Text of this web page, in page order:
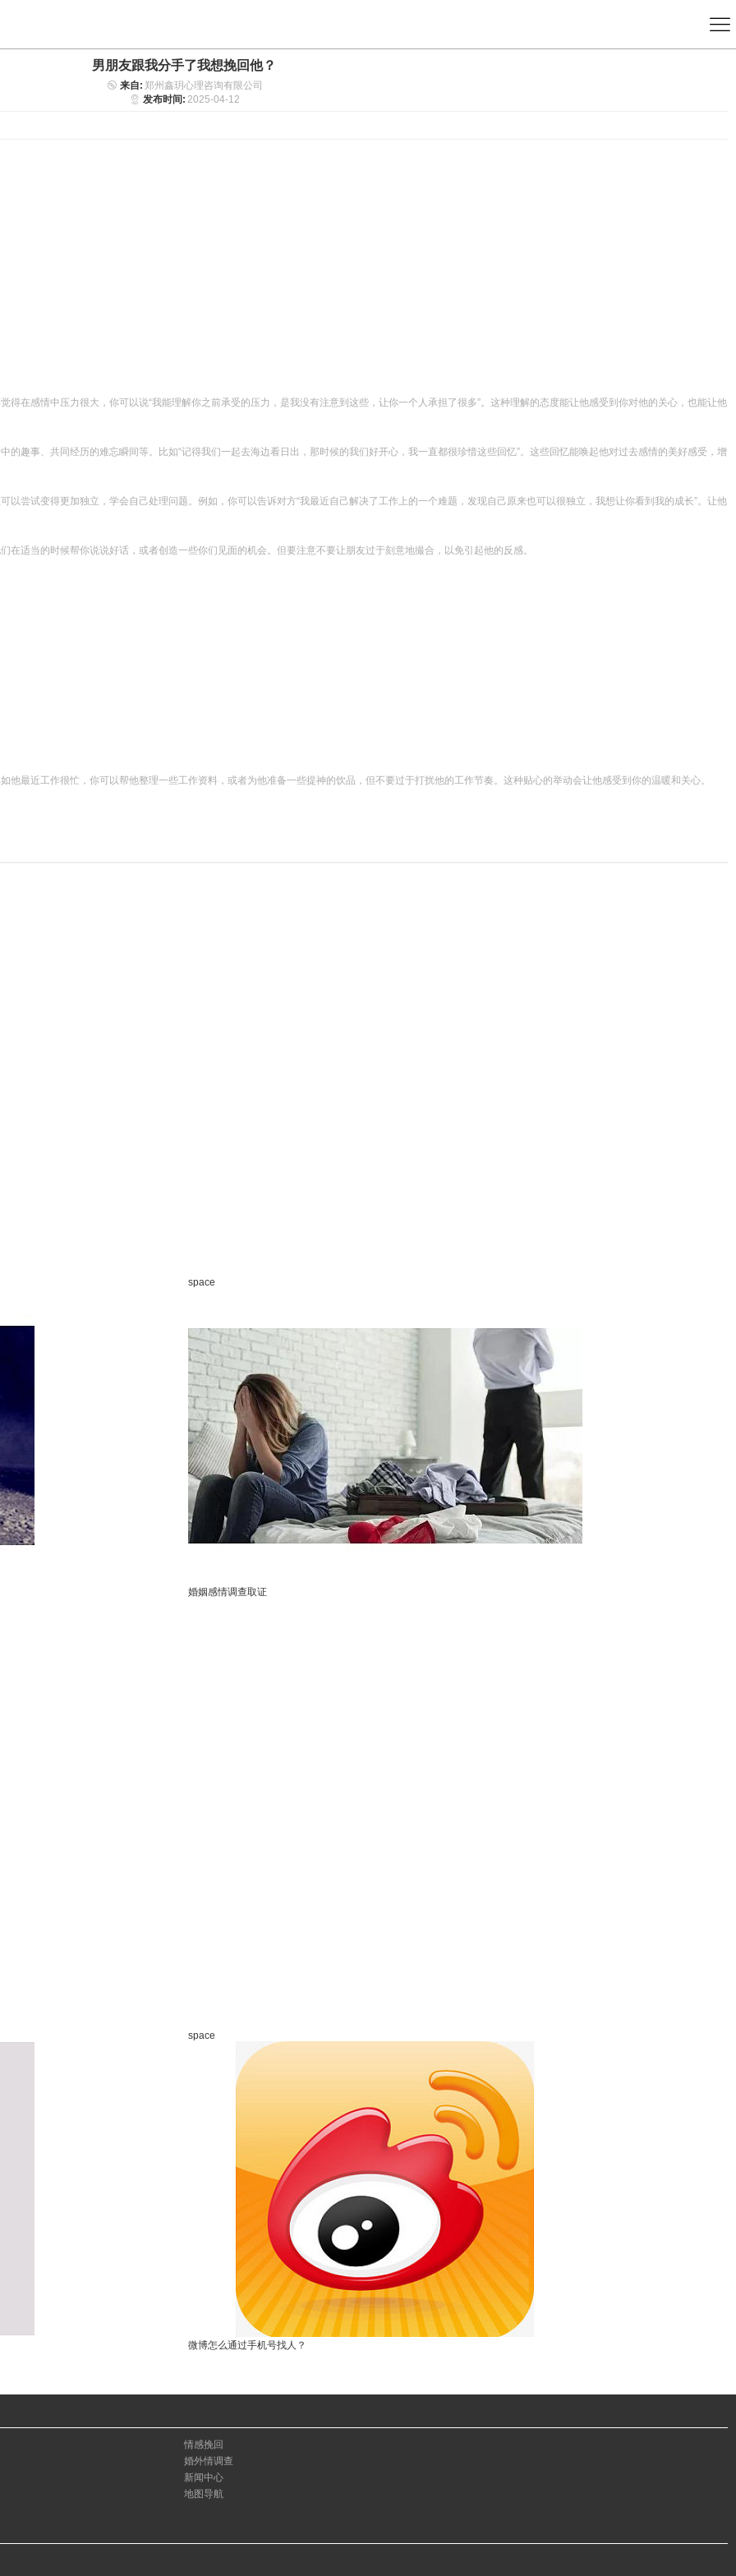
男朋友跟我分手了我想挽回他？
来自: 郑州鑫玥心理咨询有限公司
发布时间: 2025-04-12
在感情中压力很大，你可以说“我能理解你之前承受的压力，是我没有注意到这些，让你一个人承担了很多”。这种理解的态度能让他感受到你对他的关心，也能让他
趣事、共同经历的难忘瞬间等。比如“记得我们一起去海边看日出，那时候的我们好开心，我一直都很珍惜这些回忆”。这些回忆能唤起他对过去感情的美好感受，增
尝试变得更加独立，学会自己处理问题。例如，你可以告诉对方“我最近自己解决了工作上的一个难题，发现自己原来也可以很独立，我想让你看到我的成长”。让他
适当的时候帮你说说好话，或者创造一些你们见面的机会。但要注意不要让朋友过于刻意地撮合，以免引起他的反感。
最近工作很忙，你可以帮他整理一些工作资料，或者为他准备一些提神的饮品，但不要过于打扰他的工作节奏。这种贴心的举动会让他感受到你的温暖和关心。
space
婚姻感情调查取证
space
微博怎么通过手机号找人？
情感挽回
婚外情调查
新闻中心
地图导航